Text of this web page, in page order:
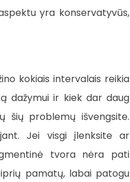
yra konservatyvūs,
kokiais intervalais reikia
dažymui ir kiek dar daug
problemų išvengsite.
Jei visgi įlenksite ar
tvora nėra pati
pamatų, labai patogu